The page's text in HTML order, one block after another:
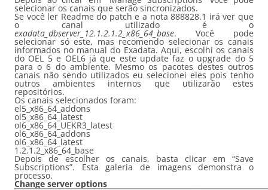
selecionar os canais que serão sincronizados.
Se você ler Readme do patch e a nota 888828.1 irá ver que
o canal utilizado é o
exadata_dbserver_12.1.2.1.2_x86_64_base. Você pode
selecionar só este, mas recomendo selecionar os canais
informados no manual do Exadata. Aqui, escolhi os canais
do OEL 5 e OEL6 já que este update faz o upgrade do 5
para o 6 do ambiente. Mesmo os pacotes destes outros
canais não sendo utilizados eu selecionei eles pois tenho
outros ambientes internos que utilizarão estes
repositórios.
Os canais selecionados foram:
el5_x86_64_addons
ol5_x86_64_latest
ol6_x86_64_UEKR3_latest
ol6_x86_64_addons
ol6_x86_64_latest
1.2.1.2_x86_64_base
Depois de escolher os canais, basta clicar em “Save
Subscriptions”. Esta galeria de imagens demonstra o
processo.
Change server options